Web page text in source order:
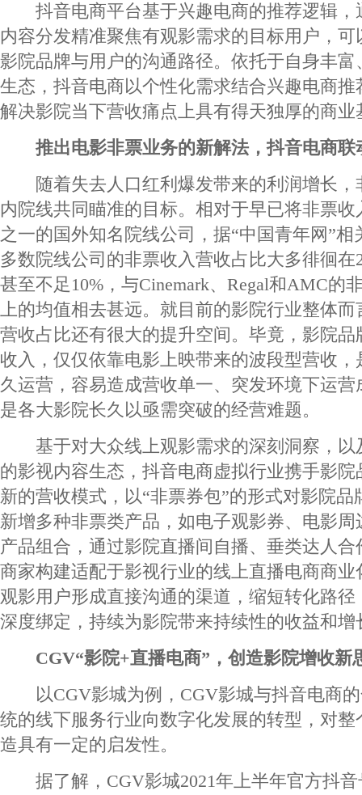
抖音电商平台基于兴趣电商的推荐逻辑，
内容分发精准聚焦有观影需求的目标用户，
影院品牌与用户的沟通路径。依托于自身丰
生态，抖音电商以个性化需求结合兴趣电商
解决影院当下营收痛点上具有得天独厚的商业
推出电影非票业务的新解法，抖音电商联
随着失去人口红利爆发带来的利润增长，
内院线共同瞄准的目标。相对于早已将非票
之一的国外知名院线公司，据“中国青年网”
多数院线公司的非票收入营收占比大多徘徊在
甚至不足10%，与Cinemark、Regal和AMC的
上的均值相去甚远。就目前的影院行业整体
营收占比还有很大的提升空间。毕竟，影院
收入，仅仅依靠电影上映带来的波段型营收
久运营，容易造成营收单一、突发环境下运
是各大影院长久以亟需突破的经营难题。
基于对大众线上观影需求的深刻洞察，以
的影视内容生态，抖音电商虚拟行业携手影
新的营收模式，以“非票券包”的形式对影院
新增多种非票类产品，如电子观影券、电影
产品组合，通过影院直播间自播、垂类达人
商家构建适配于影视行业的线上直播电商商
观影用户形成直接沟通的渠道，缩短转化路
深度绑定，持续为影院带来持续性的收益和增
CGV“影院+直播电商”，创造影院增收新
以CGV影城为例，CGV影城与抖音电商的
统的线下服务行业向数字化发展的转型，对
造具有一定的启发性。
据了解，CGV影城2021年上半年官方抖音